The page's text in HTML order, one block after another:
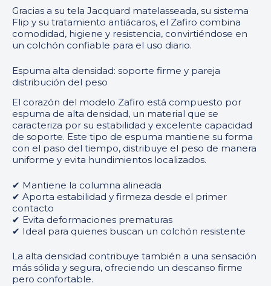
Gracias a su tela Jacquard matelasseada, su sistema
Flip y su tratamiento antiácaros, el Zafiro combina
comodidad, higiene y resistencia, convirtiéndose en
un colchón confiable para el uso diario.
Espuma alta densidad: soporte firme y pareja
distribución del peso
El corazón del modelo Zafiro está compuesto por
espuma de alta densidad, un material que se
caracteriza por su estabilidad y excelente capacidad
de soporte. Este tipo de espuma mantiene su forma
con el paso del tiempo, distribuye el peso de manera
uniforme y evita hundimientos localizados.
✔ Mantiene la columna alineada
✔ Aporta estabilidad y firmeza desde el primer
contacto
✔ Evita deformaciones prematuras
✔ Ideal para quienes buscan un colchón resistente
La alta densidad contribuye también a una sensación
más sólida y segura, ofreciendo un descanso firme
pero confortable.